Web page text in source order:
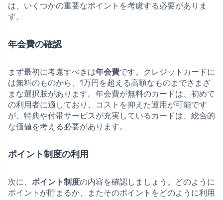
は、いくつかの重要なポイントを考慮する必要がありま
す。
年会費の確認
まず最初に考慮すべきは年会費です。クレジットカードに
は無料のものから、1万円を超える高額なものまでさまざ
まな選択肢があります。年会費が無料のカードは、初めて
の利用者に適しており、コストを抑えた運用が可能です
が、特典や付帯サービスが充実しているカードは、総合的
な価値を考える必要があります。
ポイント制度の利用
次に、 ポイント制度の内容を確認しましょう。どのように
ポイントが貯まるか、またそのポイントをどのように利用